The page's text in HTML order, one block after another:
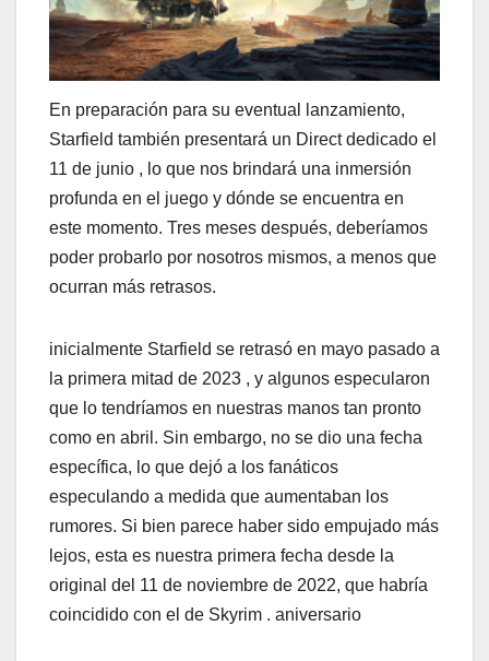
En preparación para su eventual lanzamiento,
Starfield también presentará un Direct dedicado el
11 de junio , lo que nos brindará una inmersión
profunda en el juego y dónde se encuentra en
este momento. Tres meses después, deberíamos
poder probarlo por nosotros mismos, a menos que
ocurran más retrasos.
inicialmente Starfield se retrasó en mayo pasado a
la primera mitad de 2023 , y algunos especularon
que lo tendríamos en nuestras manos tan pronto
como en abril. Sin embargo, no se dio una fecha
específica, lo que dejó a los fanáticos
especulando a medida que aumentaban los
rumores. Si bien parece haber sido empujado más
lejos, esta es nuestra primera fecha desde la
original del 11 de noviembre de 2022, que habría
coincidido con el de Skyrim . aniversario